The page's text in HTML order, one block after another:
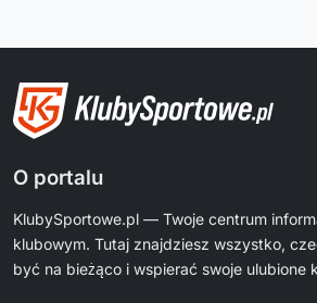
O portalu
KlubySportowe.pl — Twoje centrum
klubowym. Tutaj znajdziesz wszystko,
być na bieżąco i wspierać swoje ulubione